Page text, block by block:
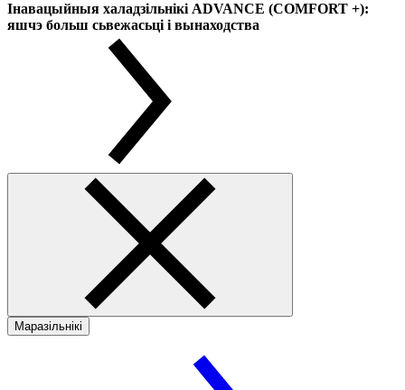
Інавацыйныя халадзільнікі ADVANCE (COMFORT +):
яшчэ больш сьвежасьці і вынаходства
Маразільнікі